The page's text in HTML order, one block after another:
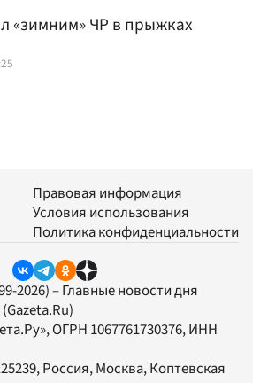
«зимним» ЧР в прыжках
Правовая информация
Условия использования
Политика конфиденциальности
2026) – Главные новости дня
(Gazeta.Ru)
, ОГРН 1067761730376, ИНН
Россия, Москва, Коптевская